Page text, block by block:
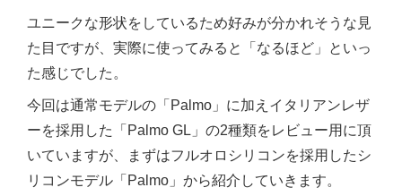
ユニークな形状をしているため好みが分かれそうな見
た目ですが、実際に使ってみると「なるほど」といっ
た感じでした。
今回は通常モデルの「Palmo」に加えイタリアンレザ
ーを採用した「Palmo GL」の2種類をレビュー用に頂
いていますが、まずはフルオロシリコンを採用したシ
リコンモデル「Palmo」から紹介していきます。